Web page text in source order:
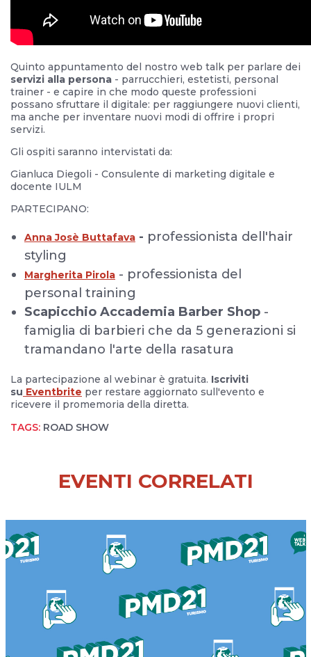
Quinto appuntamento del nostro web talk per parlare dei
servizi alla persona - parrucchieri, estetisti, personal
trainer - e capire in che modo queste professioni
possano sfruttare il digitale: per raggiungere nuovi clienti,
ma anche per inventare nuovi modi di offrire i propri
servizi.
Gli ospiti saranno intervistati da:
Gianluca Diegoli - Consulente di marketing digitale e
docente IULM
PARTECIPANO:
Anna Josè Buttafava - professionista dell'hair
styling
Margherita Pirola - professionista del
personal training
Scapicchio Accademia Barber Shop -
famiglia di barbieri che da 5 generazioni si
tramandano l'arte della rasatura
La partecipazione al webinar è gratuita. Iscriviti
su Eventbrite per restare aggiornato sull'evento e
ricevere il promemoria della diretta.
TAGS: ROAD SHOW
EVENTI CORRELATI